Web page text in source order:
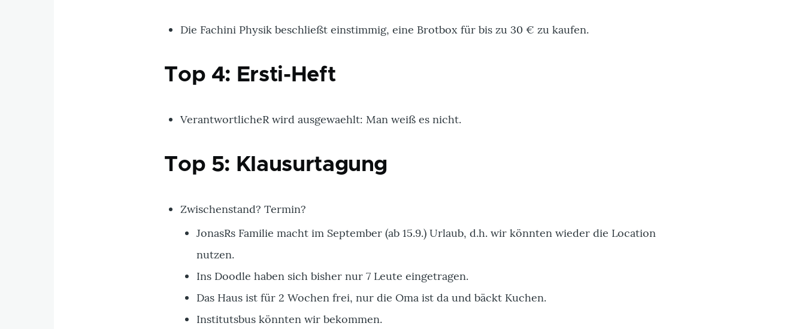
Die Fachini Physik beschließt einstimmig, eine Brotbox für bis zu 30 € zu kaufen.
Top 4: Ersti-Heft
VerantwortlicheR wird ausgewaehlt: Man weiß es nicht.
Top 5: Klausurtagung
Zwischenstand? Termin?
JonasRs Familie macht im September (ab 15.9.) Urlaub, d.h. wir könnten wieder die Location
nutzen.
Ins Doodle haben sich bisher nur 7 Leute eingetragen.
Das Haus ist für 2 Wochen frei, nur die Oma ist da und bäckt Kuchen.
Institutsbus könnten wir bekommen.